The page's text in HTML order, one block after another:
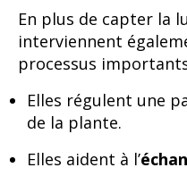
En plus de capter la
interviennent
processus
Elles régulent une
de la plante.
Elles aident à l’